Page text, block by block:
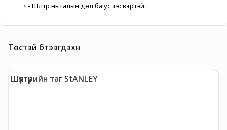
- Шүүлтүүр нь галын дөл ба ус тэсвэртэй.
Төстэй бүтээгдэхүүн
Шүүлтүүрийн таг StANLEY